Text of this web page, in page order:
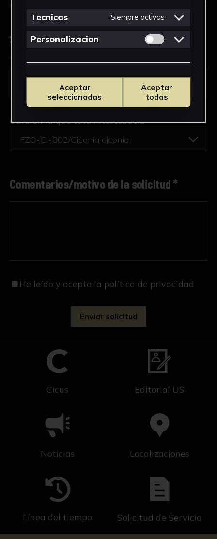
Solicitud de Servicio
Tipo de solicitud *
Obra en la que está interesado/a*
FZO-CI-002/Ciconia ciconia
Comentarios/motivo de la solicitud *
He leído y acepto la política de privacidad
Cicus Editorial US
Noticias Localizaciones
Línea del tiempo Solicitud de Servicio
Tecnicas Siempre activas
Personalizacion Permitir cookies
Aceptar
seleccionadas
Aceptar
todas